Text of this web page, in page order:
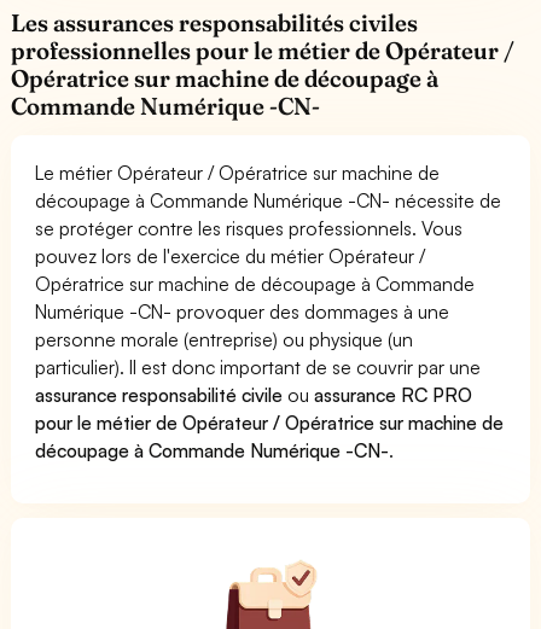
Les assurances responsabilités civiles
professionnelles pour le métier de Opérateur /
Opératrice sur machine de découpage à
Commande Numérique -CN-
Le métier Opérateur / Opératrice sur machine de
découpage à Commande Numérique -CN- nécessite de
se protéger contre les risques professionnels. Vous
pouvez lors de l'exercice du métier Opérateur /
Opératrice sur machine de découpage à Commande
Numérique -CN- provoquer des dommages à une
personne morale (entreprise) ou physique (un
particulier). Il est donc important de se couvrir par une
assurance responsabilité civile ouassurance RC PRO
pour le métier de Opérateur / Opératrice sur machine de
découpage à Commande Numérique -CN-.